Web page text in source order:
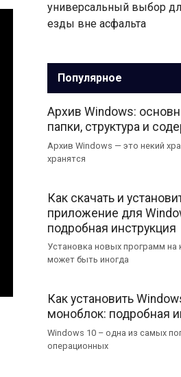
универсальный выбор
езды вне асфальта
Популярное
Архив Windows:
папки, структура и
Архив Windows — это некий
хранятся
Как скачать и
приложение для
подробная инструкция
Установка новых программ на
может быть иногда
Как установить
моноблок: подробная
Windows 10 – одна из самых
операционных